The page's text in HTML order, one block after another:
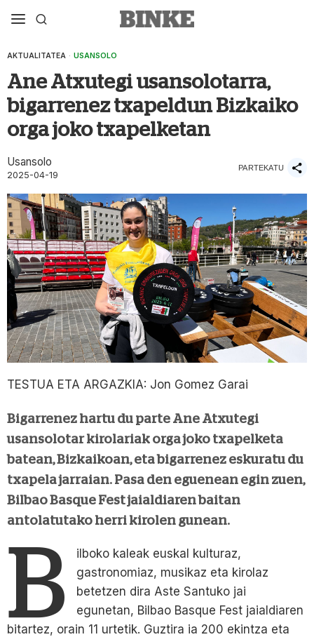
AKTUALITATEA · USANSOLO
Ane Atxutegi usansolotarra,
bigarrenez txapeldun Bizkaiko
orga joko txapelketan
Usansolo
2025-04-19
PARTEKATU
TESTUA ETA ARGAZKIA: Jon Gomez Garai
Bigarrenez hartu du parte Ane Atxutegi
usansolotar kirolariak orga joko txapelketa
batean, Bizkaikoan, eta bigarrenez eskuratu du
txapela jarraian. Pasa den eguenean egin zuen,
Bilbao Basque Fest jaialdiaren baitan
antolatutako herri kirolen gunean.
B
ilboko kaleak euskal kulturaz,
gastronomiaz, musikaz eta kirolaz
betetzen dira Aste Santuko jai
egunetan, Bilbao Basque Fest jaialdiaren
bitartez, orain 11 urtetik. Guztira ia 200 ekintza eta